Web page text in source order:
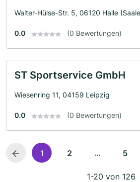
Walter-Hülse-Str. 5, 06120 Halle
0.0 (0 Bewertungen)
ST Sportservice GmbH
Wiesenring 11, 04159 Leipzig
0.0 (0 Bewertungen)
1 2 ... 5
1-20 von 126